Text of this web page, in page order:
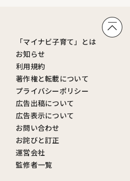
「マイナビ子育て」とは
お知らせ
利用規約
著作権と転載について
プライバシーポリシー
広告出稿について
広告表示について
お問い合わせ
お詫びと訂正
運営会社
監修者一覧